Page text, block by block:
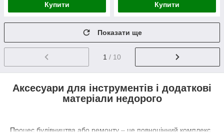
Купити Купити
Показати ще
1 / 10
Аксесуари для інструментів і додаткові
матеріали недорого
Процес будівництва або ремонту – це повноцінний комплекс